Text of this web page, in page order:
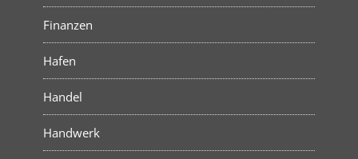
Finanzen
Hafen
Handel
Handwerk